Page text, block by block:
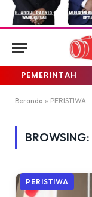
PEMERINTAH
Beranda » PERISTIWA
BROWSING:
PERISTIWA